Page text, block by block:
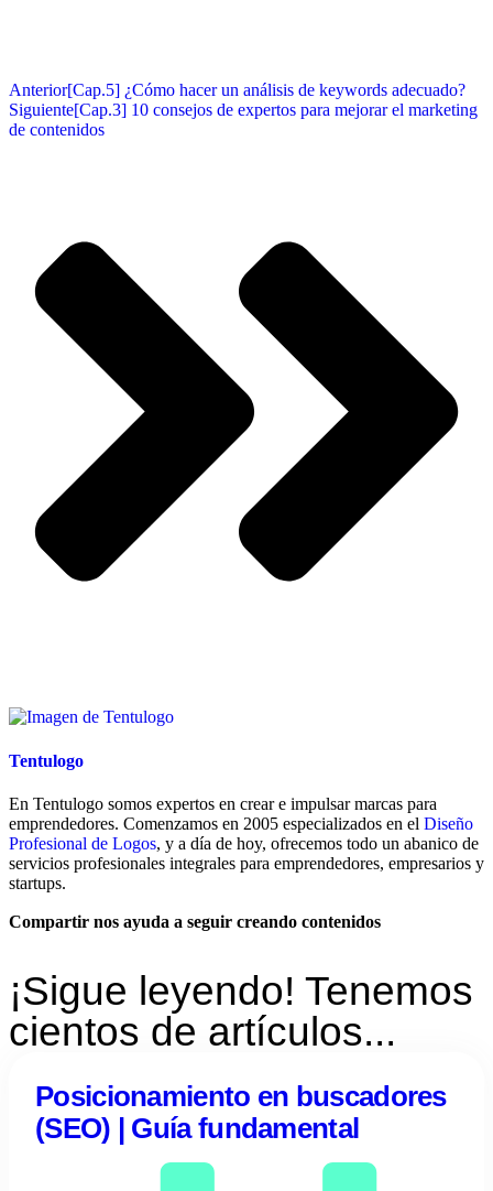
Anterior[Cap.5] ¿Cómo hacer un análisis de keywords adecuado?
Siguiente[Cap.3] 10 consejos de expertos para mejorar el marketing
de contenidos
Tentulogo
En Tentulogo somos expertos en crear e impulsar marcas para
emprendedores. Comenzamos en 2005 especializados en el Diseño
Profesional de Logos, y a día de hoy, ofrecemos todo un abanico de
servicios profesionales integrales para emprendedores, empresarios y
startups.
Compartir nos ayuda a seguir creando contenidos
¡Sigue leyendo! Tenemos
cientos de artículos...
Posicionamiento en buscadores
(SEO) | Guía fundamental